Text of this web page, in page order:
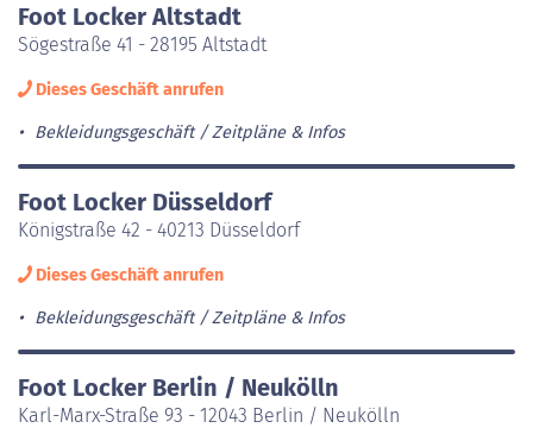
Foot Locker Altstadt
Sögestraße 41 - 28195 Altstadt
Dieses Geschäft anrufen
Bekleidungsgeschäft Zeitpläne & Infos
Foot Locker Düsseldorf
Königstraße 42 - 40213 Düsseldorf
Dieses Geschäft anrufen
Bekleidungsgeschäft Zeitpläne & Infos
Foot Locker Berlin / Neukölln
Karl-Marx-Straße 93 - 12043 Berlin / Neukölln